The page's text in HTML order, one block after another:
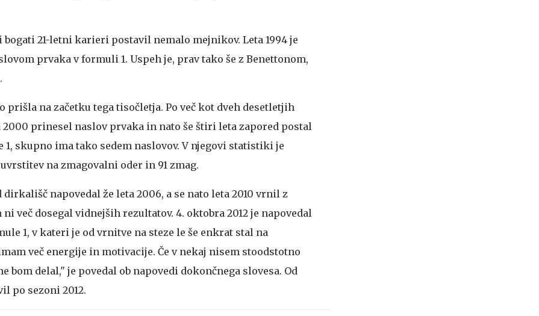
21-letni karieri postavil nemalo mejnikov. Leta 1994 je
prvaka v formuli 1. Uspeh je, prav tako še z Benettonom,
prišla na začetku tega tisočletja. Po več kot dveh desetletjih
2000 prinesel naslov prvaka in nato še štiri leta zapored postal
skupno ima tako sedem naslovov. V njegovi statistiki je
na zmagovalni oder in 91 zmag.
dirkališč napovedal že leta 2006, a se nato leta 2010 vrnil z
več dosegal vidnejših rezultatov. 4. oktobra 2012 je napovedal
1, v kateri je od vrnitve na steze le še enkrat stal na
več energije in motivacije. Če v nekaj nisem stoodstotno
bom delal," je povedal ob napovedi dokončnega slovesa. Od
po sezoni 2012.